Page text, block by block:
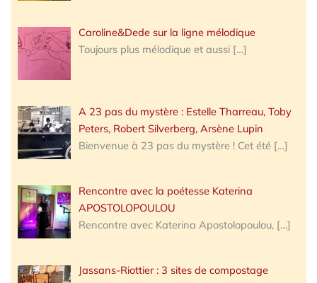
Caroline&Dede sur la ligne mélodique
Toujours plus mélodique et aussi […]
A 23 pas du mystère : Estelle Tharreau, Toby
Peters, Robert Silverberg, Arsène Lupin
Bienvenue à 23 pas du mystère ! Cet été […]
Rencontre avec la poétesse Katerina
APOSTOLOPOULOU
Rencontre avec Katerina Apostolopoulou, […]
Jassans-Riottier : 3 sites de compostage